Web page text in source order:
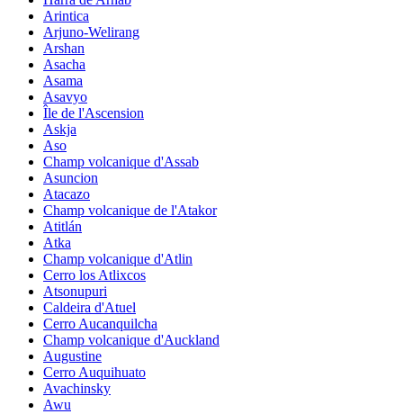
Arintica
Arjuno-Welirang
Arshan
Asacha
Asama
Asavyo
Île de l'Ascension
Askja
Aso
Champ volcanique d'Assab
Asuncion
Atacazo
Champ volcanique de l'Atakor
Atitlán
Atka
Champ volcanique d'Atlin
Cerro los Atlixcos
Atsonupuri
Caldeira d'Atuel
Cerro Aucanquilcha
Champ volcanique d'Auckland
Augustine
Cerro Auquihuato
Avachinsky
Awu